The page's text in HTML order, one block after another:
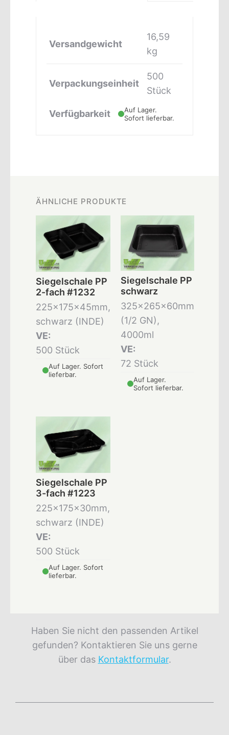
Versandgewicht
16,59
kg
Verpackungseinheit
500
Stück
Verfügbarkeit
Auf Lager.
Sofort lieferbar.
ÄHNLICHE PRODUKTE
Siegelschale PP
2-fach #1232
225x175x45mm,
schwarz (INDE)
VE:
500 Stück
Auf Lager. Sofort
lieferbar.
Siegelschale PP
schwarz
325x265x60mm
(1/2 GN),
4000ml
VE:
72 Stück
Auf Lager.
Sofort lieferbar.
Siegelschale PP
3-fach #1223
225x175x30mm,
schwarz (INDE)
VE:
500 Stück
Auf Lager. Sofort
lieferbar.
Haben Sie nicht den passenden Artikel
gefunden? Kontaktieren Sie uns gerne
über das Kontaktformular.